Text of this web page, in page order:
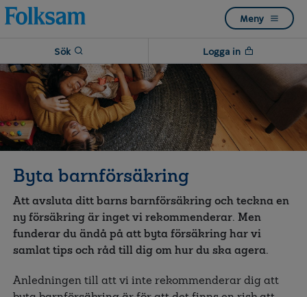
Till
navigation
Till
innehåll
Meny
Sök Logga in
Byta barnförsäkring
Att avsluta ditt barns barnförsäkring och teckna en
ny försäkring är inget vi rekommenderar. Men
funderar du ändå på att byta försäkring har vi
samlat tips och råd till dig om hur du ska agera.
Anledningen till att vi inte rekommenderar dig att